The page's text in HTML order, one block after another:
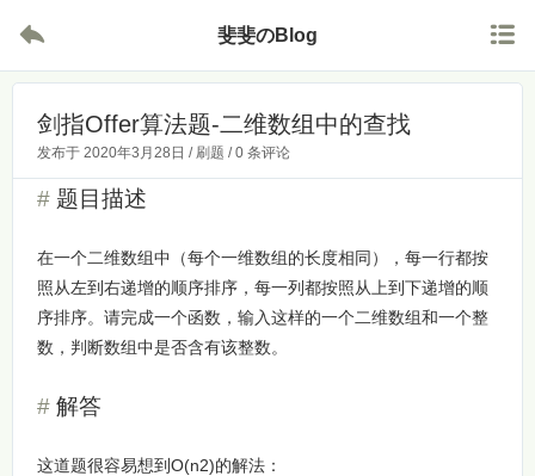
 斐斐のBlog 
剑指Offer算法题-二维数组中的查找
发布于 2020年3月28日 / 刷题 /0 条评论
题目描述
在一个二维数组中（每个一维数组的长度相同），每一行都按
照从左到右递增的顺序排序，每一列都按照从上到下递增的顺
序排序。请完成一个函数，输入这样的一个二维数组和一个整
数，判断数组中是否含有该整数。
解答
这道题很容易想到O(n2)的解法：